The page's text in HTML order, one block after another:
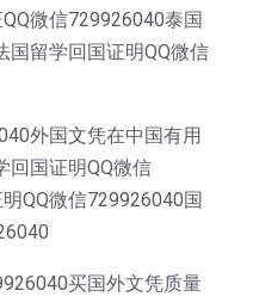
微信729926040泰国
国留学回国证明QQ微信
外国文凭在中国有用
回国证明QQ微信
QQ微信729926040国
买国外文凭质量